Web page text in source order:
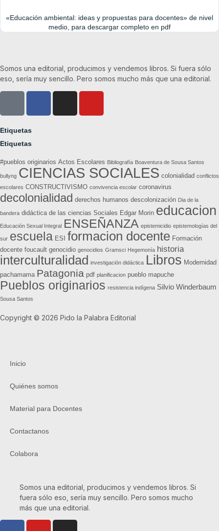
«Educación ambiental: ideas y propuestas para docentes» de nivel
medio, para descargar completo en pdf
Somos una editorial, producimos y vendemos libros. Si fuera sólo
eso, sería muy sencillo. Pero somos mucho más que una editorial.
Etiquetas
Etiquetas
#pueblos originarios Actos Escolares Bibliografía Boaventura de Sousa Santos
bullyng CIENCIAS SOCIALES colonialidad conflictos
escolares CONSTRUCTIVISMO convivencia escolar coronavirus
decolonialidad derechos humanos descolonización Dia de la
bandera didáctica de las ciencias Sociales Edgar Morin educacion
Educación Sexual Integral ENSEÑANZA epistemicidio epistemologías del
sur escuela ESI formacion docente Formación
docente foucault genocidio genocidios Gramsci Hegemonía historia
interculturalidad investigación didáctica Libros Modernidad
pachamama Patagonia pdf planificacion pueblo mapuche
Pueblos originarios resistencia indígena Silvio Winderbaum
Sousa Santos
Copyright © 2026 Pido la Palabra Editorial
Inicio
Quiénes somos
Material para Docentes
Contactanos
Colabora
Somos una editorial, producimos y vendemos libros. Si
fuera sólo eso, sería muy sencillo. Pero somos mucho
más que una editorial.